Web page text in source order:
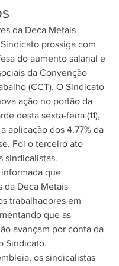
da Deca Metais
prossiga com
do aumento salarial e
da Convenção
(CCT). O Sindicato
ação no portão da
desta sexta-feira (11),
aplicação dos 4,77% da
Foi o terceiro ato
sindicalistas.
que
da Deca Metais
trabalhadores em
que as
avançam por conta da
Sindicato.
os sindicalistas